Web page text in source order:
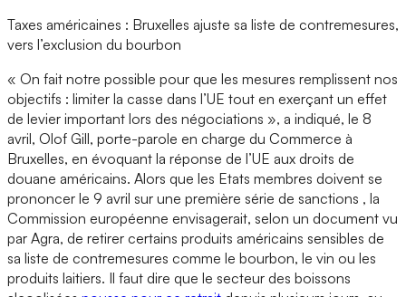
Taxes américaines : Bruxelles ajuste sa liste de contremesures,
vers l’exclusion du bourbon
« On fait notre possible pour que les mesures remplissent nos
objectifs : limiter la casse dans l’UE tout en exerçant un effet
de levier important lors des négociations », a indiqué, le 8
avril, Olof Gill, porte-parole en charge du Commerce à
Bruxelles, en évoquant la réponse de l’UE aux droits de
douane américains. Alors que les Etats membres doivent se
prononcer le 9 avril sur une première série de sanctions , la
Commission européenne envisagerait, selon un document vu
par Agra, de retirer certains produits américains sensibles de
sa liste de contremesures comme le bourbon, le vin ou les
produits laitiers. Il faut dire que le secteur des boissons